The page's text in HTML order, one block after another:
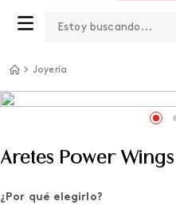
Joyería
Aretes Power Wings
¿Por qué elegirlo?